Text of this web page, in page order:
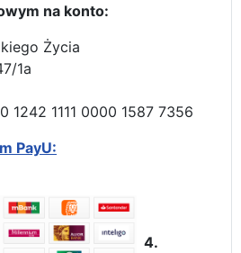
na konto:
Życia
1a
1242 1111 0000 1587 7356
PayU:
4.